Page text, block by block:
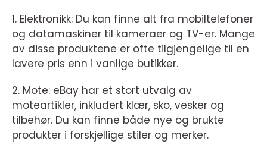
1. Elektronikk: Du kan finne alt fra mobiltelefoner
og datamaskiner til kameraer og TV-er. Mange
av disse produktene er ofte tilgjengelige til en
lavere pris enn i vanlige butikker.
2. Mote: eBay har et stort utvalg av
moteartikler, inkludert klær, sko, vesker og
tilbehør. Du kan finne både nye og brukte
produkter i forskjellige stiler og merker.